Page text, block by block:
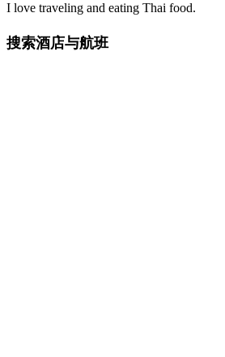
I love traveling and eating Thai food.
搜索酒店与航班